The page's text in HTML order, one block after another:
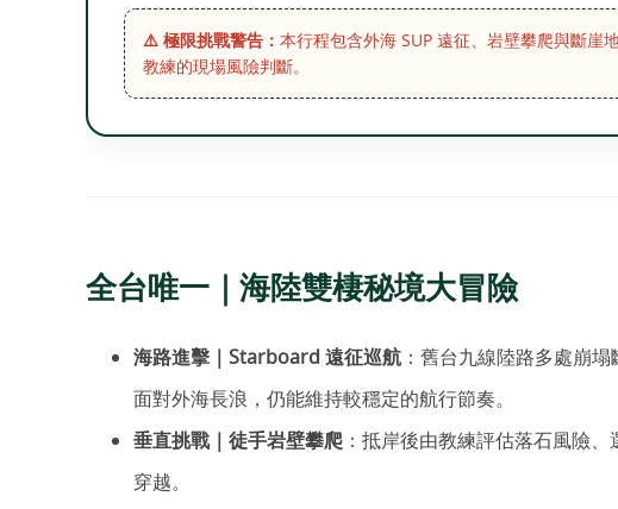
⚠️ 極限挑戰警告： 本行程包含外海 SUP 遠征、岩壁攀爬與斷崖
教練的現場風險判斷。
全台唯一｜海陸雙棲秘境大冒險
海路進擊｜Starboard 遠征巡航 ：舊台九線陸路多處崩
面對外海長浪，仍能維持較穩定的航行節奏。
垂直挑戰｜徒手岩壁攀爬 ：抵岸後由教練評估落石風險
穿越。